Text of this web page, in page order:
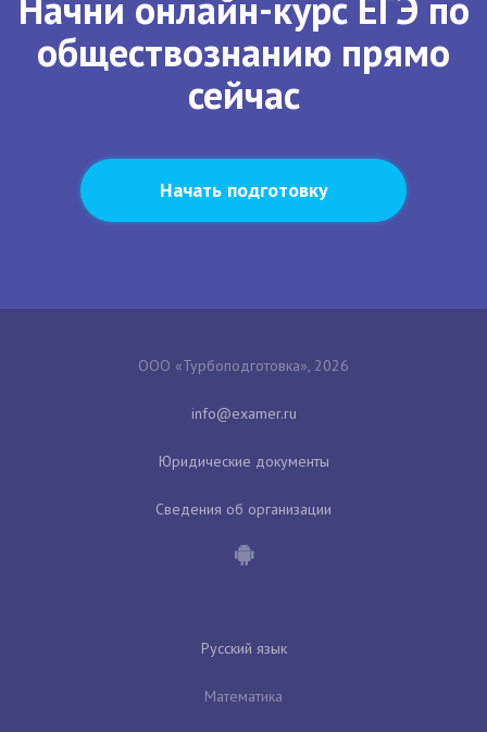
обществознанию прямо
сейчас
Начать подготовку
ООО «Турбоподготовка», 2026
Юридические документы
Сведения об организации
Русский язык
Математика